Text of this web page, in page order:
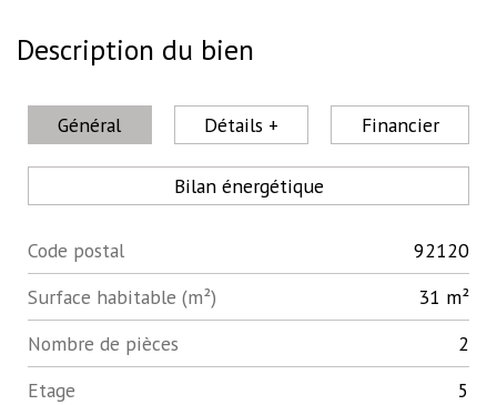
Description du bien
Général Détails + Financier
Bilan énergétique
Label
Code postal
92120
Surface habitable (m²)
31 m²
Nombre de pièces
2
Etage
5